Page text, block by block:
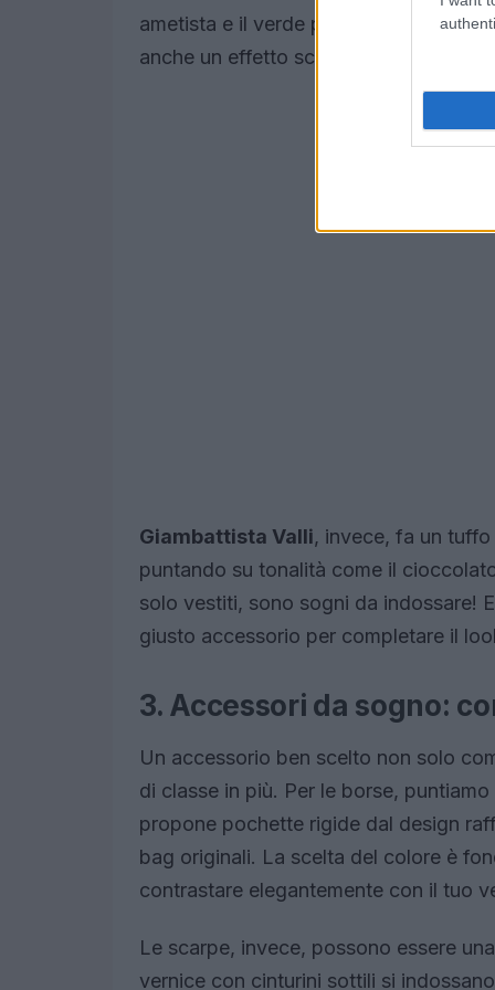
ametista e il verde petrolio. Questi
anche un effetto scultoreo che fa girare
Giambattista Valli, invece, fa un
puntando su tonalità come il
solo vestiti, sono sogni da indossare!
giusto accessorio per completare il
3. Accessori da sogno:
Un accessorio ben scelto non solo
di classe in più. Per le borse,
propone pochette rigide dal design
bag originali. La scelta del colore è
contrastare elegantemente con il tuo
Le scarpe, invece, possono essere
vernice con cinturini sottili si